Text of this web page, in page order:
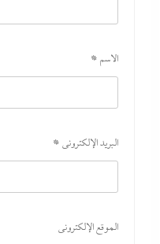
الاسم *
البريد الإلكتروني *
الموقع الإلكتروني